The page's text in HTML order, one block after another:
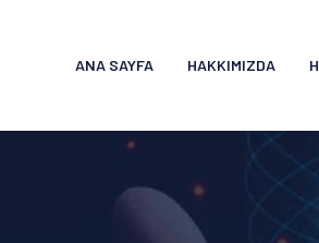
ANA SAYFA HAKKIMIZDA